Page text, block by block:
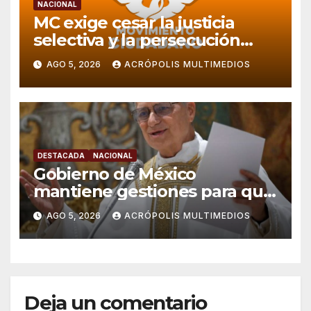
NACIONAL
MC exige cesar la justicia
selectiva y la persecución
política en Veracruz
AGO 5, 2026 ACRÓPOLIS MULTIMEDIOS
DESTACADA NACIONAL
Gobierno de México
mantiene gestiones para que
el Papa León XIV visite el país
AGO 5, 2026 ACRÓPOLIS MULTIMEDIOS
Deja un comentario